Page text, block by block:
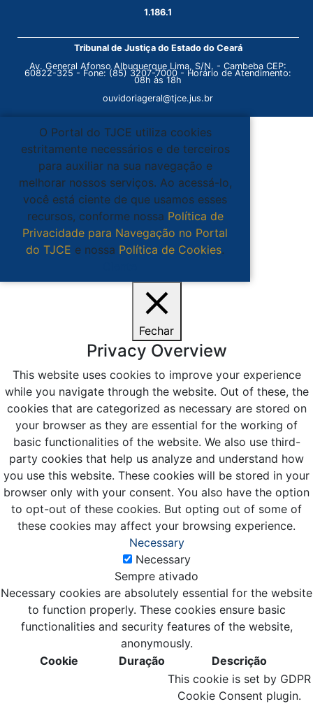
1.186.1
Tribunal de Justiça do Estado do Ceará
Av. General Afonso Albuquerque Lima, S/N. - Cambeba CEP:
60822-325 - Fone: (85) 3207-7000 - Horário de Atendimento:
08h às 18h
ouvidoriageral@tjce.jus.br
O Portal do TJCE utiliza cookies
estritamente necessários e de terceiros
para auxiliar na sua navegação e
melhorar nossos serviços. Ao acessá-lo,
você está ciente de que usamos esses
recursos, conforme nossa Política de
Privacidade para Navegação no Portal
do TJCE e nossa Política de Cookies.
Fechar
Privacy Overview
This website uses cookies to improve your experience
while you navigate through the website. Out of these, the
cookies that are categorized as necessary are stored on
your browser as they are essential for the working of
basic functionalities of the website. We also use third-
party cookies that help us analyze and understand how
you use this website. These cookies will be stored in your
browser only with your consent. You also have the option
to opt-out of these cookies. But opting out of some of
these cookies may affect your browsing experience.
Necessary
Necessary
Sempre ativado
Necessary cookies are absolutely essential for the website
to function properly. These cookies ensure basic
functionalities and security features of the website,
anonymously.
Cookie
Duração Descrição
This cookie is set by GDPR
Cookie Consent plugin.